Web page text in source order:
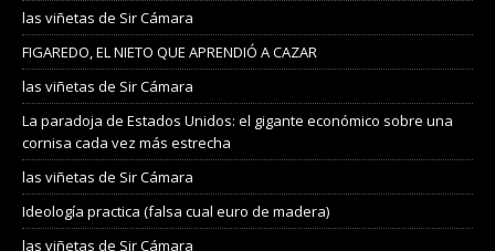
las viñetas de Sir Cámara
FIGAREDO, EL NIETO QUE APRENDIÓ A CAZAR
las viñetas de Sir Cámara
La paradoja de Estados Unidos: el gigante económico sobre una
cornisa cada vez más estrecha
las viñetas de Sir Cámara
Ideología practica (falsa cual euro de madera)
las viñetas de Sir Cámara